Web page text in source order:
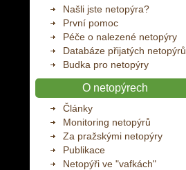
Našli jste netopýra?
První pomoc
Péče o nalezené netopýry
Databáze přijatých netopýrů
Budka pro netopýry
O netopýrech
Články
Monitoring netopýrů
Za pražskými netopýry
Publikace
Netopýři ve "vafkách"